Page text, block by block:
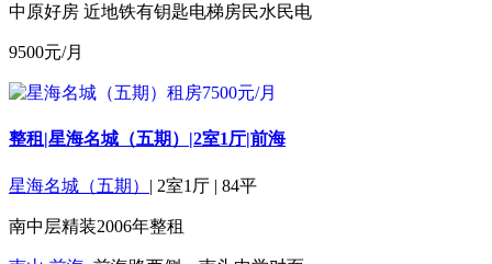
中原好房 近地铁有钥匙电梯房民水民电
9500元/月
整租|星海名城（五期）|2室1厅|前海
星海名城（五期） | 2室1厅 | 84平
南中层精装2006年整租